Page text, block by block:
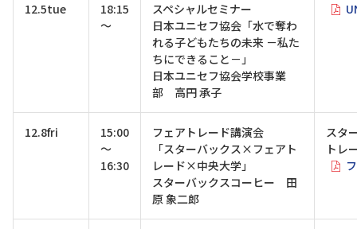
12.5tue
18:15
～
スペシャルセミナー
日本ユニセフ協会「水で奪わ
れる子どもたちの未来 －私た
ちにできること－」
日本ユニセフ協会学校事業
部 高円 承子
12.8fri
15:00
～
16:30
フェアトレード講演会
「スターバックス×フェアト
レード×中央大学」
スターバックスコーヒー 田
原 象二郎
スタ
トレ